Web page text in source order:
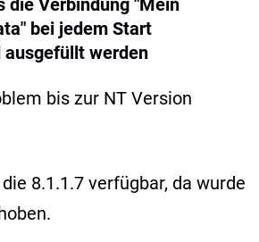
die Verbindung "Mein
bei jedem Start
werden
bis zur NT Version
8.1.1.7 verfügbar, da wurde